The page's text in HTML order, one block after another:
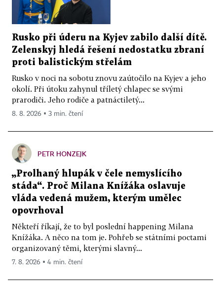
Rusko při úderu na Kyjev zabilo další dítě.
Zelenskyj hledá řešení nedostatku zbraní
proti balistickým střelám
Rusko v noci na sobotu znovu zaútočilo na Kyjev a jeho
okolí. Při útoku zahynul tříletý chlapec se svými
prarodiči. Jeho rodiče a patnáctiletý...
8. 8. 2026 ▪ 3 min. čtení
PETR HONZEJK
„Prolhaný hlupák v čele nemyslícího
stáda“. Proč Milana Knížáka oslavuje
vláda vedená mužem, kterým umělec
opovrhoval
Někteří říkají, že to byl poslední happening Milana
Knížáka. A něco na tom je. Pohřeb se státními poctami
organizovaný těmi, kterými slavný...
7. 8. 2026 ▪ 4 min. čtení